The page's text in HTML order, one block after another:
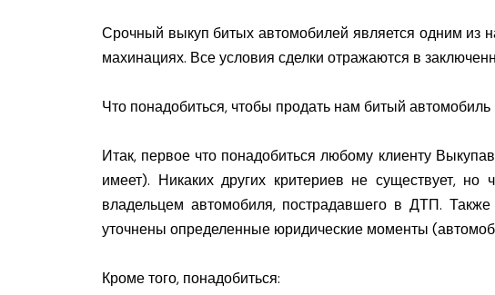
Срочный выкуп битых автомобилей является одним из
махинациях. Все условия сделки отражаются в
Что понадобиться, чтобы продать нам битый автомобиль
Итак, первое что понадобиться любому клиенту
имеет). Никаких других критериев не существует,
владельцем автомобиля, пострадавшего в ДТП.
уточнены определенные юридические моменты
Кроме того, понадобиться: